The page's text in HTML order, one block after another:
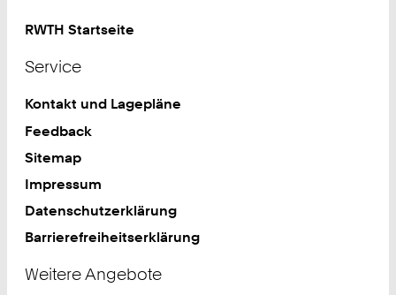
RWTH Startseite
Service
Kontakt und Lagepläne
Feedback
Sitemap
Impressum
Datenschutzerklärung
Barrierefreiheitserklärung
Weitere Angebote